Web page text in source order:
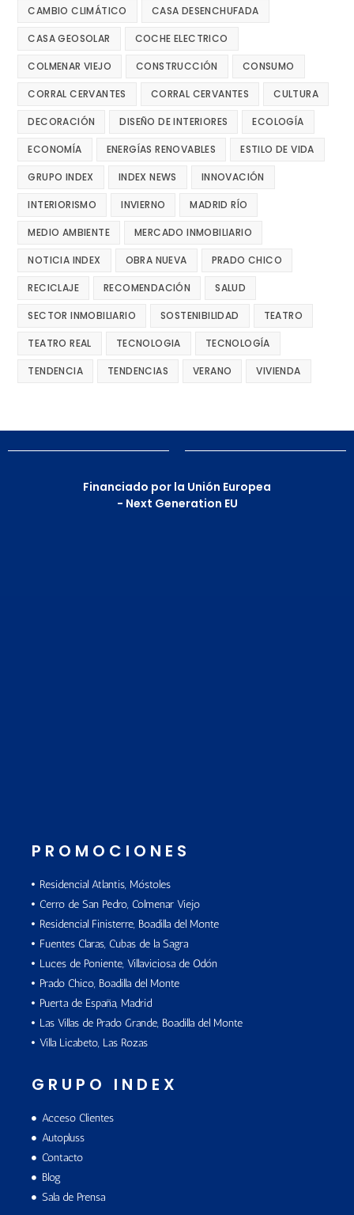
CAMBIO CLIMÁTICO CASA DESENCHUFADA
CASA GEOSOLAR COCHE ELECTRICO
COLMENAR VIEJO CONSTRUCCIÓN CONSUMO
CORRAL CERVANTES CORRAL CERVANTES CULTURA
DECORACIÓN DISEÑO DE INTERIORES ECOLOGÍA
ECONOMÍA ENERGÍAS RENOVABLES ESTILO DE VIDA
GRUPO INDEX INDEX NEWS INNOVACIÓN
INTERIORISMO INVIERNO MADRID RÍO
MEDIO AMBIENTE MERCADO INMOBILIARIO
NOTICIA INDEX OBRA NUEVA PRADO CHICO
RECICLAJE RECOMENDACIÓN SALUD
SECTOR INMOBILIARIO SOSTENIBILIDAD TEATRO
TEATRO REAL TECNOLOGIA TECNOLOGÍA
TENDENCIA TENDENCIAS VERANO VIVIENDA
Financiado por la Unión Europea
- Next Generation EU
PROMOCIONES
Residencial Atlantis, Móstoles
Cerro de San Pedro, Colmenar Viejo
Residencial Finisterre, Boadilla del Monte
Fuentes Claras, Cubas de la Sagra
Luces de Poniente, Villaviciosa de Odón
Prado Chico, Boadilla del Monte
Puerta de España, Madrid
Las Villas de Prado Grande, Boadilla del Monte
Villa Licabeto, Las Rozas
GRUPO INDEX
Acceso Clientes
Autopluss
Contacto
Blog
Sala de Prensa